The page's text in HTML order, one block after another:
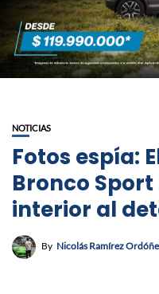
NOTICIAS
Fotos espía:
Bronco Sport
interior al
By Nicolás Ramírez